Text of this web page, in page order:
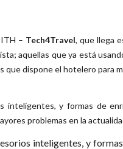
– Tech4Travel, que llega
aquellas que ya está
dispone el hotelero para
inteligentes, y formas de
problemas en la
inteligentes, y